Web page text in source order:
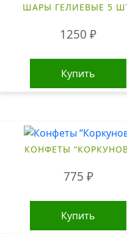
ШАРЫ ГЕЛИЕВЫЕ 5
1250 ₽
Купить
КОНФЕТЫ
775 ₽
Купить